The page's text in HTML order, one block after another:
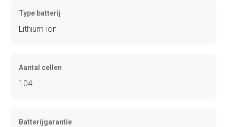
Type batterij
Lithium-ion
Aantal cellen
104
Batterijgarantie